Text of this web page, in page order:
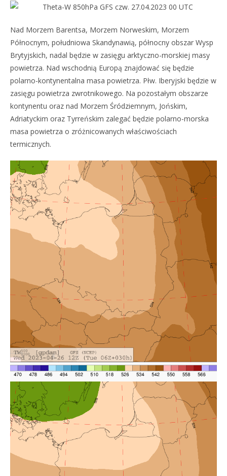
Nad Morzem Barentsa, Morzem Norweskim, Morzem
Północnym, południowa Skandynawią, północny obszar Wysp
Brytyjskich, nadal będzie w zasięgu arktyczno-morskiej masy
powietrza. Nad wschodnią Europą znajdować się będzie
polarno-kontynentalna masa powietrza. Płw. Iberyjski będzie w
zasięgu powietrza zwrotnikowego. Na pozostałym obszarze
kontynentu oraz nad Morzem Śródziemnym, Jońskim,
Adriatyckim oraz Tyrreńskim zalegać będzie polarno-morska
masa powietrza o zróżnicowanych właściwościach
termicznych.